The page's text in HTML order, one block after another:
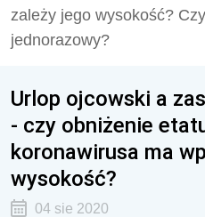
zależy jego wysokość?
jednorazowy?
Urlop ojcowski a
- czy obniżenie
koronawirusa ma
wysokość?
04 sie 2020